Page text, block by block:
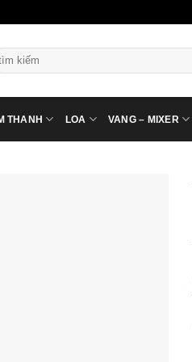
THANH LOA VANG – MIXER